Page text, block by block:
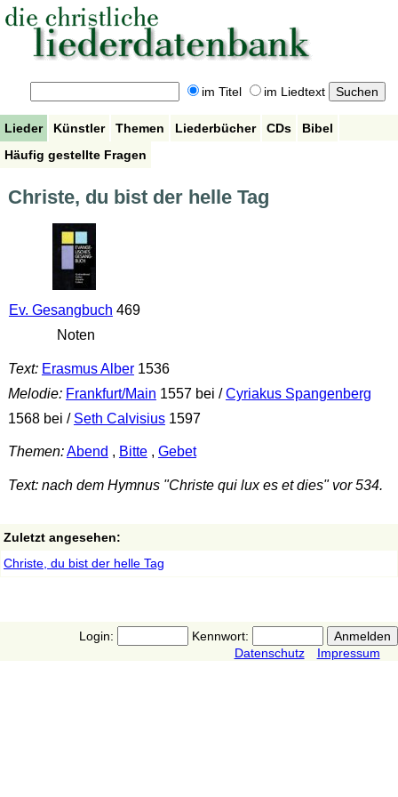
im Titel im Liedtext
Lieder Künstler Themen Liederbücher CDs
Bibel
Häufig gestellte Fragen
Christe, du bist der helle Tag
Ev. Gesangbuch 469
Noten
Text: Erasmus Alber1536
Melodie: Frankfurt/Main 1557 bei /Cyriakus Spangenberg
1568 bei / Seth Calvisius1597
Themen:Abend , Bitte, Gebet
Text: nach dem Hymnus "Christe qui lux es et dies" vor 534.
Zuletzt angesehen:
Christe, du bist der helle Tag
Login:
Kennwort:
Datenschutz
Impressum